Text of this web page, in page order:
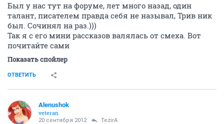
Был у нас тут на форуме, лет много назад, один
талант, писателем правда себя не называл, Трив ник
был. Сочинял на раз.)))
Так я с его мини рассказов валялась от смеха. Вот
почитайте сами
Показать спойлер
ОТВЕТИТЬ
Alenushok
veteran
20 сентября 2012 TezirA